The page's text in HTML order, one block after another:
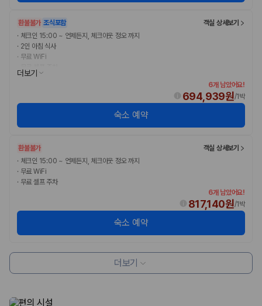
환불불가 조식포함
객실 상세보기
· 체크인 15:00 ~ 언제든지, 체크아웃 정오 까지
· 2인 아침 식사
· 무료 WiFi
더보기
6개 남았어요!
694,939원/1박
숙소 예약
환불불가
객실 상세보기
· 체크인 15:00 ~ 언제든지, 체크아웃 정오 까지
· 무료 WiFi
· 무료 셀프 주차
6개 남았어요!
817,140원/1박
숙소 예약
더보기